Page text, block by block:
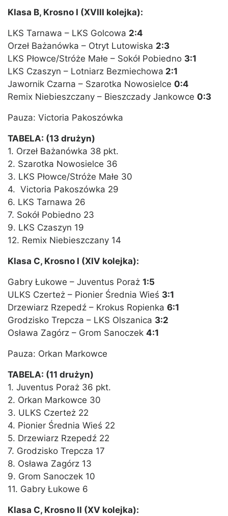
Klasa B, Krosno I (XVIII kolejka):
LKS Tarnawa – LKS Golcowa 2:4
Orzeł Bażanówka – Otryt Lutowiska 2:3
LKS Płowce/Stróże Małe – Sokół Pobiedno 3:1
LKS Czaszyn – Lotniarz Bezmiechowa 2:1
Jawornik Czarna – Szarotka Nowosielce 0:4
Remix Niebieszczany – Bieszczady Jankowce 0:3
Pauza: Victoria Pakoszówka
TABELA: (13 drużyn)
1. Orzeł Bażanówka 38 pkt.
2. Szarotka Nowosielce 36
3. LKS Płowce/Stróże Małe 30
4. Victoria Pakoszówka 29
6. LKS Tarnawa 26
7. Sokół Pobiedno 23
9. LKS Czaszyn 19
12. Remix Niebieszczany 14
Klasa C, Krosno I (XIV kolejka):
Gabry Łukowe – Juventus Poraż 1:5
ULKS Czerteż – Pionier Średnia Wieś 3:1
Drzewiarz Rzepedź – Krokus Ropienka 6:1
Grodzisko Trepcza – LKS Olszanica 3:2
Osława Zagórz – Grom Sanoczek 4:1
Pauza: Orkan Markowce
TABELA: (11 drużyn)
1. Juventus Poraż 36 pkt.
2. Orkan Markowce 30
3. ULKS Czerteż 22
4. Pionier Średnia Wieś 22
5. Drzewiarz Rzepedź 22
7. Grodzisko Trepcza 17
8. Osława Zagórz 13
9. Grom Sanoczek 10
11. Gabry Łukowe 6
Klasa C, Krosno II (XV kolejka):